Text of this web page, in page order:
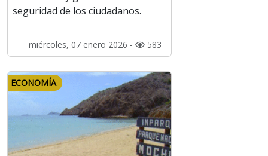
seguridad de los ciudadanos.
miércoles, 07 enero 2026 - 583
ECONOMÍA